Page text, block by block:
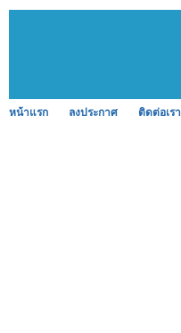
หน้าแรก ลงประกาศ ติดต่อเรา